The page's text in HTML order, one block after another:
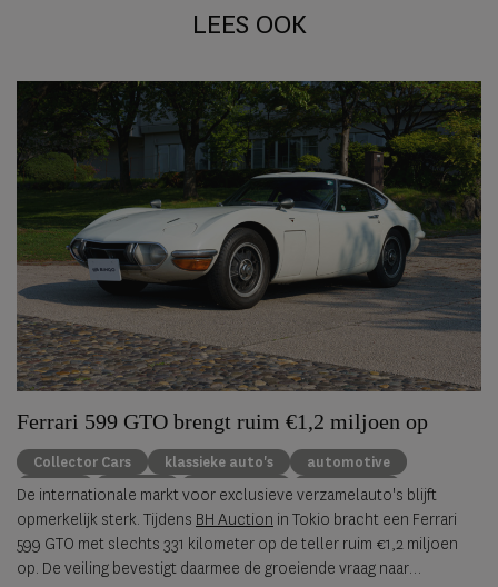
LEES OOK
Ferrari 599 GTO brengt ruim €1,2 miljoen op
Collector Cars klassieke auto's
automotive
Ferrari
Porsche Alfa Romeo BH Auction
De internationale markt voor exclusieve verzamelauto's blijft
opmerkelijk sterk. Tijdens BH Auction in Tokio bracht een Ferrari
599 GTO met slechts 331 kilometer op de teller ruim €1,2 miljoen
op. De veiling bevestigt daarmee de groeiende vraag naar